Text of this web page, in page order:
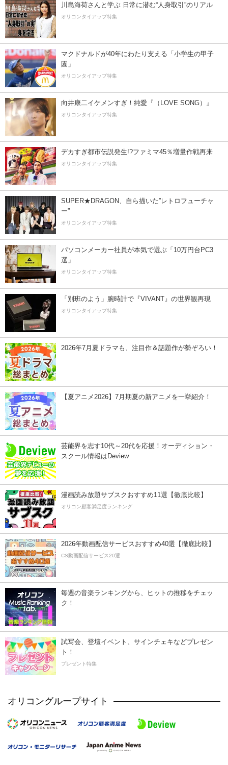
川島海荷さんと学ぶ 日常に潜む“人身取引”のリアル
オリコンタイアップ特集
マクドナルドが40年にわたり支える「小学生の甲子
園」
オリコンタイアップ特集
向井康二イケメンすぎ！純愛『（LOVE SONG）』
オリコンタイアップ特集
デカすぎ都市伝説発生!?ファミマ45％増量作戦再来
オリコンタイアップ特集
SUPER★DRAGON、自ら描いた”レトロフューチャ
ー”
オリコンタイアップ特集
パソコンメーカー社員が本気で選ぶ「10万円台PC3
選」
オリコンタイアップ特集
「別班のよう」腕時計で『VIVANT』の世界観再現
オリコンタイアップ特集
2026年7月夏ドラマも、注目作＆話題作が勢ぞろい！
【夏アニメ2026】7月期夏の新アニメを一挙紹介！
芸能界を志す10代～20代を応援！オーディション・
スクール情報はDeview
漫画読み放題サブスクおすすめ11選【徹底比較】
オリコン顧客満足度ランキング
2026年動画配信サービスおすすめ40選【徹底比較】
CS動画配信サービス20選
毎週の音楽ランキングから、ヒットの推移をチェッ
ク！
試写会、登壇イベント、サインチェキなどプレゼン
ト！
プレゼント特集
オリコングループサイト